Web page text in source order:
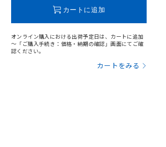
カートに追加
オンライン購入における出荷予定日は、カートに追加
～「ご購入手続き：価格・納期の確認」画面にてご確
認ください。
カートをみる